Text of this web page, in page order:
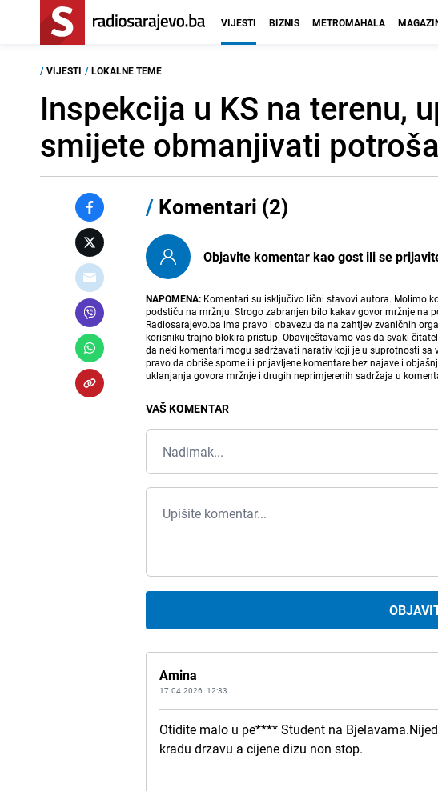
VIJESTI BIZNIS METROMAHALA
/ VIJESTI / LOKALNE TEME
Inspekcija u KS na terenu,
smijete obmanjivati
/ Komentari (2)
Objavite komentar kao gost ili se
NAPOMENA: Komentari su isključivo lični stavovi autora. Molimo
podstiču na mržnju. Strogo zabranjen bilo kakav govor mržnje na
Radiosarajevo.ba ima pravo i obavezu da na zahtjev zvaničnih
korisniku trajno blokira pristup. Obaviještavamo vas da svaki
da neki komentari mogu sadržavati narativ koji je u suprotnosti
pravo da obriše sporne ili prijavljene komentare bez najave i
uklanjanja govora mržnje i drugih neprimjerenih sadržaja u
VAŠ KOMENTAR
Amina
17.04.2026. 12:33
Otidite malo u pe**** Student na
kradu drzavu a cijene dizu non stop.